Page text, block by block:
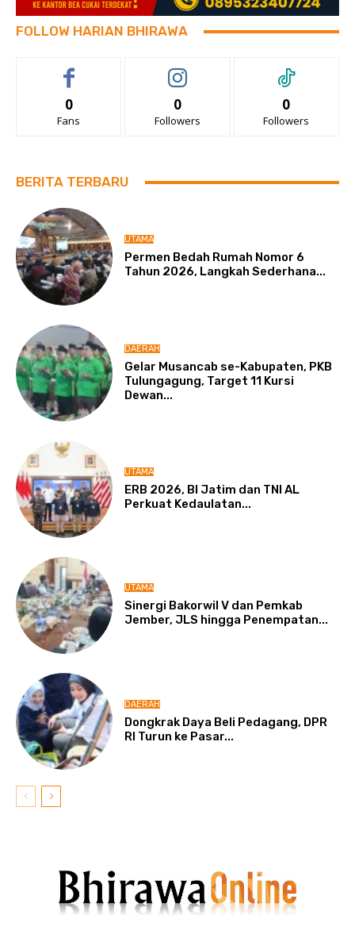
FOLLOW HARIAN BHIRAWA
0
Fans
0
Followers
0
Followers
BERITA TERBARU
UTAMA
Permen Bedah Rumah Nomor 6
Tahun 2026, Langkah Sederhana...
DAERAH
Gelar Musancab se-Kabupaten, PKB
Tulungagung, Target 11 Kursi
Dewan...
UTAMA
ERB 2026, BI Jatim dan TNI AL
Perkuat Kedaulatan...
UTAMA
Sinergi Bakorwil V dan Pemkab
Jember, JLS hingga Penempatan...
DAERAH
Dongkrak Daya Beli Pedagang, DPR
RI Turun ke Pasar...